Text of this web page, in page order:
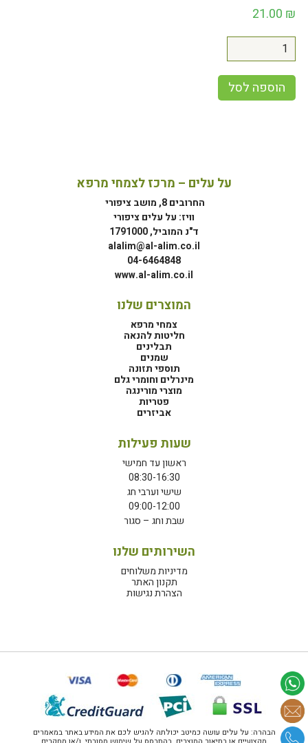
21.00 ₪
הוספה לסל
על עלים – מרכז לצמחי מרפא
החרובים 8, מושב ציפורי
וויז: על עלים ציפורי
ד"נ המוביל, 1791000
alalim@al-alim.co.il
04-6464848
www.al-alim.co.il
המוצרים שלנו
צמחי מרפא
חליטות להנאה
תבלינים
שמנים
תוספי תזונה
מינרלים וחומרי גלם
מוצרי מורינגה
פטריות
אביזרים
שעות פעילות
ראשון עד חמישי
08:30-16:30
שישי וערבי חג
09:00-12:00
שבת וחג – סגור
השירותים שלנו
מדיניות משלוחים
תקנון האתר
הצהרת נגישות
הבהרה: על עלים עושה כמיטב יכולתה להגיש לכם את המידע באתר במאמרים